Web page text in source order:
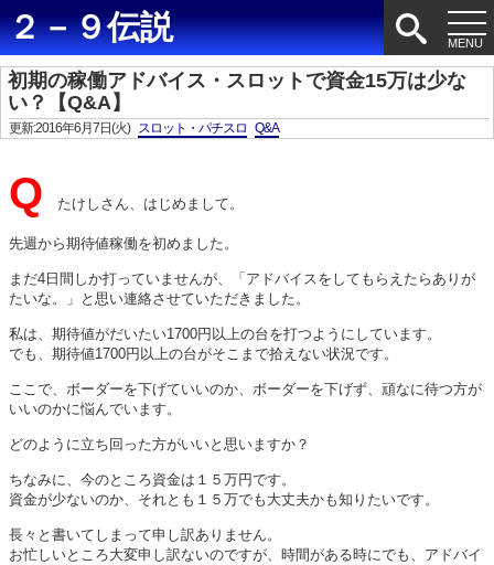
２－９伝説
初期の稼働アドバイス・スロットで資金15万は少な
い？【Q&A】
更新:2016年6月7日(火) スロット・パチスロ Q&A
Q たけしさん、はじめまして。
先週から期待値稼働を初めました。
まだ4日間しか打っていませんが、「アドバイスをしてもらえたらありが
たいな。」と思い連絡させていただきました。
私は、期待値がだいたい1700円以上の台を打つようにしています。
でも、期待値1700円以上の台がそこまで拾えない状況です。
ここで、ボーダーを下げていいのか、ボーダーを下げず、頑なに待つ方が
いいのかに悩んでいます。
どのように立ち回った方がいいと思いますか？
ちなみに、今のところ資金は１５万円です。
資金が少ないのか、それとも１５万でも大丈夫かも知りたいです。
長々と書いてしまって申し訳ありません。
お忙しいところ大変申し訳ないのですが、時間がある時にでも、アドバイ